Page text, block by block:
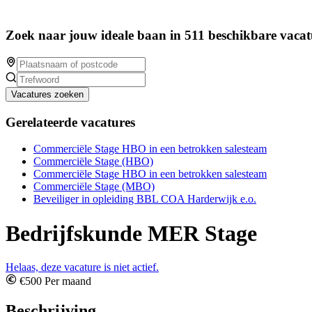
Zoek naar jouw ideale baan in 511 beschikbare
Vacatures zoeken
Gerelateerde vacatures
Commerciële Stage HBO in een betrokken salesteam
Commerciële Stage (HBO)
Commerciële Stage HBO in een betrokken salesteam
Commerciële Stage (MBO)
Beveiliger in opleiding BBL COA Harderwijk e.o.
Bedrijfskunde MER Stage
Helaas, deze vacature is niet actief.
€500 Per maand